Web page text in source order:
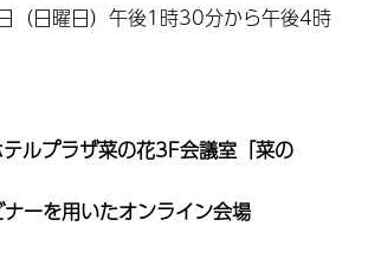
（日曜日）午後1時30分から午後4時
ルプラザ菜の花3F会議室「菜の
ーを用いたオンライン会場